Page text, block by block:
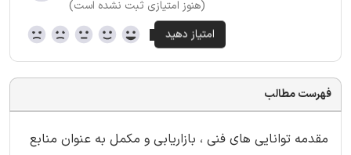
(هنوز امتیازی ثبت نشده است)
فهرست مطالب
مقدمه توانایی های فنی ، بازاریابی و مکمل به عنوان منابع